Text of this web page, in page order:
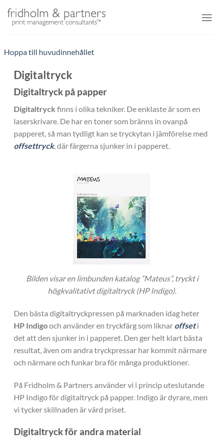
Hoppa till huvudinnehållet
Digitaltryck
Digitaltryck på papper
Digitaltryck finns i olika tekniker. De enklaste är som en
laserskrivare. De har en toner som bränns in ovanpå
papperet, så man tydligt kan se tryckytan i jämförelse med
offsettryck, där färgerna sjunker in i papperet.
Bilden visar en limbunden katalog ”Mateus”, tryckt i
högkvalitativt digitaltryck (HP Indigo).
Den bästa digitaltryckpressen på marknaden idag heter
HP Indigooch använder en tryckfärg som liknar offseti
det att den sjunker in i papperet. Den ger helt klart bästa
resultat, även om andra tryckpressar har kommit närmare
och närmare och funkar bra för många produktioner.
På Fridholm & Partners använder vi i princip uteslutande
HP Indigo för digitaltryck på papper. Indigo är dyrare, men
vi tycker skillnaden är värd priset.
Digitaltryck för andra material